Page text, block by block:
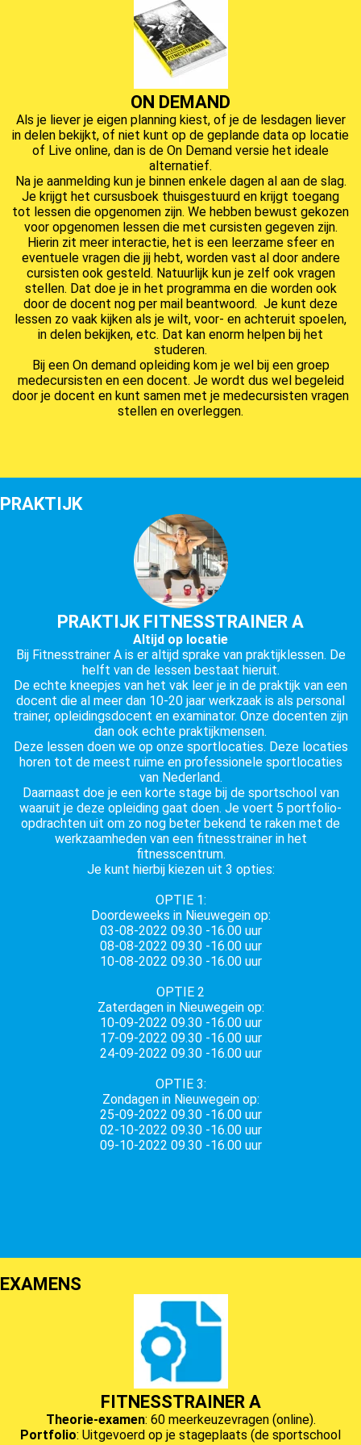
ON DEMAND
Als je liever je eigen planning kiest, of je de lesdagen liever
in delen bekijkt, of niet kunt op de geplande data op locatie
of Live online, dan is de On Demand versie het ideale
alternatief.
Na je aanmelding kun je binnen enkele dagen al aan de slag.
Je krijgt het cursusboek thuisgestuurd en krijgt toegang
tot lessen die opgenomen zijn. We hebben bewust gekozen
voor opgenomen lessen die met cursisten gegeven zijn.
Hierin zit meer interactie, het is een leerzame sfeer en
eventuele vragen die jij hebt, worden vast al door andere
cursisten ook gesteld. Natuurlijk kun je zelf ook vragen
stellen. Dat doe je in het programma en die worden ook
door de docent nog per mail beantwoord. Je kunt deze
lessen zo vaak kijken als je wilt, voor- en achteruit spoelen,
in delen bekijken, etc. Dat kan enorm helpen bij het
studeren.
Bij een On demand opleiding kom je wel bij een groep
medecursisten en een docent. Je wordt dus wel begeleid
door je docent en kunt samen met je medecursisten vragen
stellen en overleggen.
PRAKTIJK
PRAKTIJK FITNESSTRAINER A
Altijd op locatie
Bij Fitnesstrainer A is er altijd sprake van praktijklessen. De
helft van de lessen bestaat hieruit.
De echte kneepjes van het vak leer je in de praktijk van een
docent die al meer dan 10-20 jaar werkzaak is als personal
trainer, opleidingsdocent en examinator. Onze docenten zijn
dan ook echte praktijkmensen.
Deze lessen doen we op onze sportlocaties. Deze locaties
horen tot de meest ruime en professionele sportlocaties
van Nederland.
Daarnaast doe je een korte stage bij de sportschool van
waaruit je deze opleiding gaat doen. Je voert 5 portfolio-
opdrachten uit om zo nog beter bekend te raken met de
werkzaamheden van een fitnesstrainer in het
fitnesscentrum.
Je kunt hierbij kiezen uit 3 opties:
OPTIE 1:
Doordeweeks in Nieuwegein op:
03-08-2022 09.30 -16.00 uur
08-08-2022 09.30 -16.00 uur
10-08-2022 09.30 -16.00 uur
OPTIE 2
Zaterdagen in Nieuwegein op:
10-09-2022 09.30 -16.00 uur
17-09-2022 09.30 -16.00 uur
24-09-2022 09.30 -16.00 uur
OPTIE 3:
Zondagen in Nieuwegein op:
25-09-2022 09.30 -16.00 uur
02-10-2022 09.30 -16.00 uur
09-10-2022 09.30 -16.00 uur
EXAMENS
FITNESSTRAINER A
Theorie-examen: 60 meerkeuzevragen (online).
Portfolio: Uitgevoerd op je stageplaats (de sportschool